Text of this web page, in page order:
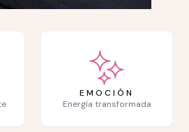
EMOCIÓN
Energía transformada